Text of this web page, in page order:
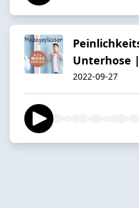
Unterhose
2022-09-27